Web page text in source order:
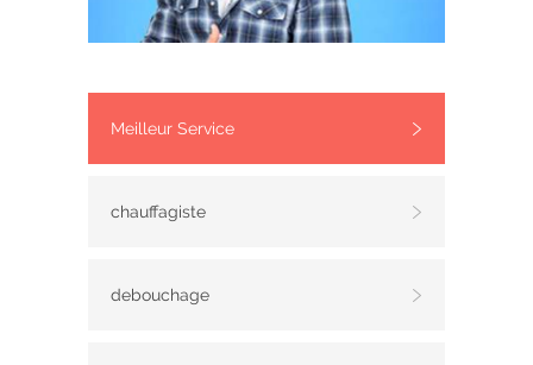
Meilleur Service
chauffagiste
debouchage